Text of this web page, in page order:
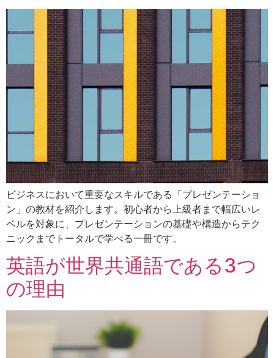
ビジネスにおいて重要なスキルである「プレゼンテーショ
ン」の教材を紹介します。初心者から上級者まで幅広いレ
ベルを対象に、プレゼンテーションの基礎や構造からテク
ニックまでトータルで学べる一冊です。
英語が世界共通語である3つ
の理由